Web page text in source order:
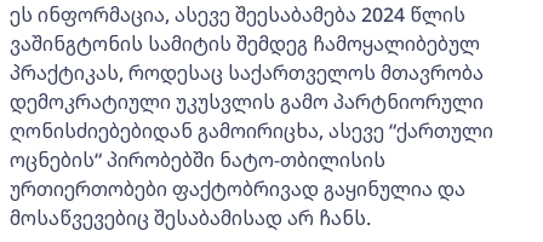
ეს ინფორმაცია, ასევე შეესაბამება 2024 წლის
ვაშინგტონის სამიტის შემდეგ ჩამოყალიბებულ
პრაქტიკას, როდესაც საქართველოს მთავრობა
დემოკრატიული უკუსვლის გამო პარტნიორული
ღონისძიებებიდან გამოირიცხა, ასევე “ქართული
ოცნების“ პირობებში ნატო-თბილისის
ურთიერთობები ფაქტობრივად გაყინულია და
მოსაწვევებიც შესაბამისად არ ჩანს.